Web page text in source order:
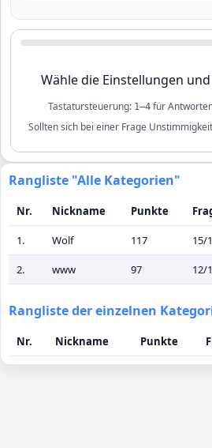
Wähle die Einstellungen
Tastatursteuerung: 1–4für
Sollten sich bei einer Frage
Rangliste "Alle Kategorien"
Nr. Nickname Punkte
1. Wolf 117 15/
2. www 97 12/
Rangliste der einzelnen
Nr. Nickname Punkte